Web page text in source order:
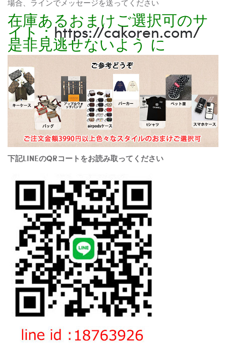
場合、ラインでメッセージを送ってください
在庫あるおまけご選択可のサ
イト：https://cakoren.com/
是非見逃せないよう に
下記LINEのQRコートをお読み取ってください